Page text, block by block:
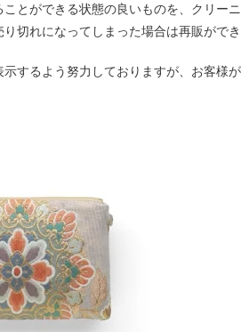
とができる状態の良いものを、クリー
切れになってしまった場合は再販ができ
するよう努力しておりますが、お客様